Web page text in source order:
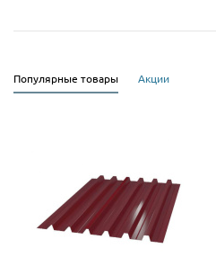
Популярные товары Акции